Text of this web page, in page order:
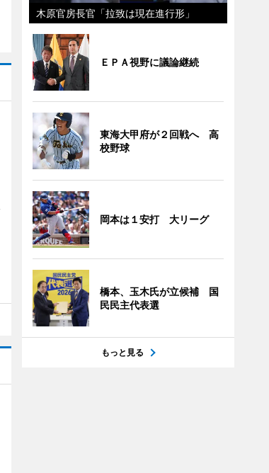
木原官房長官「拉致は現在進行形」
ＥＰＡ視野に議論継続
東海大甲府が２回戦へ 高
校野球
岡本は１安打 大リーグ
橋本、玉木氏が立候補 国
民民主代表選
もっと見る